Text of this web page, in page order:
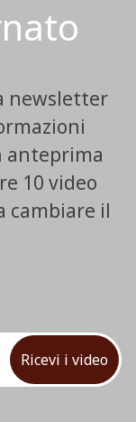
newsletter
anteprima
10 video
cambiare il
Ricevi i video